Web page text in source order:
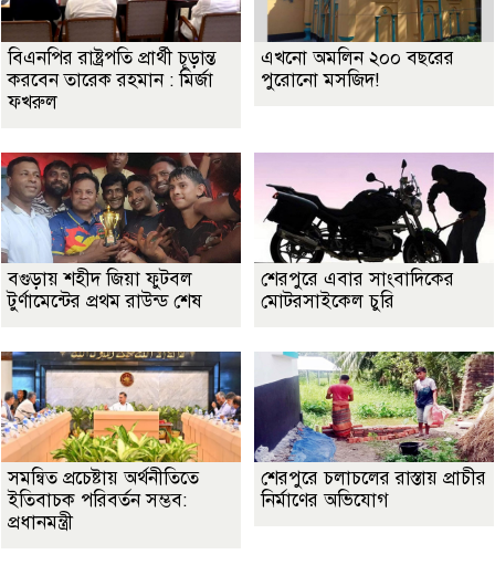
বিএনপির রাষ্ট্রপতি প্রার্থী চূড়ান্ত
করবেন তারেক রহমান : মির্জা
ফখরুল
এখনো অমলিন ২০০ বছরের
পুরোনো মসজিদ!
বগুড়ায় শহীদ জিয়া ফুটবল
টুর্ণামেন্টের প্রথম রাউন্ড শেষ
শেরপুরে এবার সাংবাদিকের
মোটরসাইকেল চুরি
সমন্বিত প্রচেষ্টায় অর্থনীতিতে
ইতিবাচক পরিবর্তন সম্ভব:
প্রধানমন্ত্রী
শেরপুরে চলাচলের রাস্তায় প্রাচীর
নির্মাণের অভিযোগ